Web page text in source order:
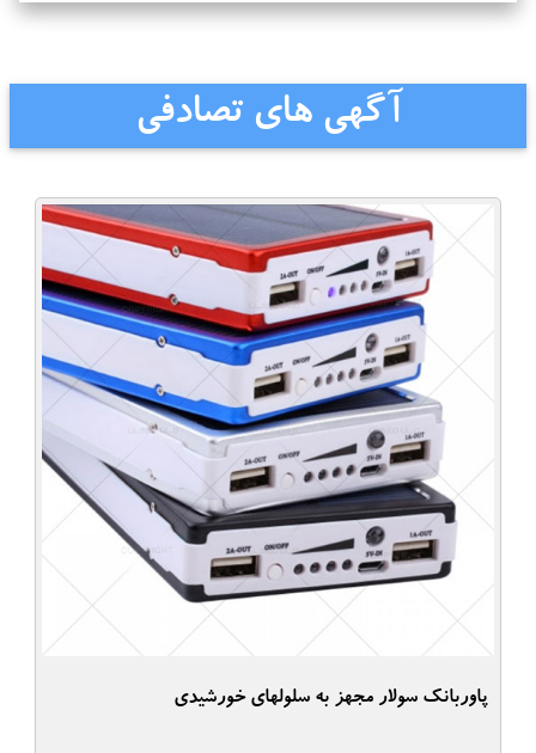
آگهی های تصادفی
پاوربانک سولار مجهز به سلولهای خورشیدی